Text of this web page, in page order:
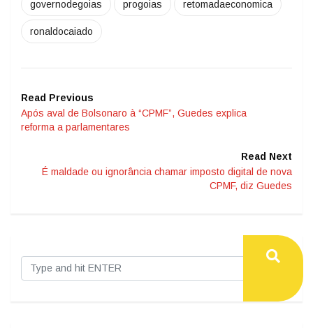
governodegoias progoias retomadaeconomica
ronaldocaiado
Read Previous
Após aval de Bolsonaro à “CPMF”, Guedes explica
reforma a parlamentares
Read Next
É maldade ou ignorância chamar imposto digital de nova
CPMF, diz Guedes